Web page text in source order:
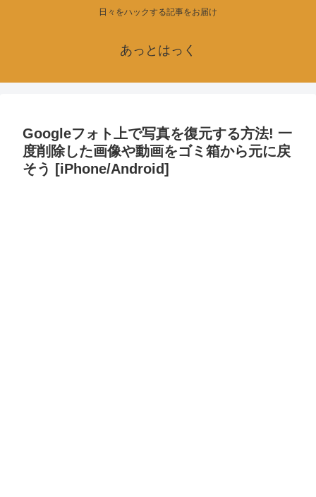
日々をハックする記事をお届け
あっとはっく
Googleフォト上で写真を復元する方法! 一
度削除した画像や動画をゴミ箱から元に戻
そう [iPhone/Android]